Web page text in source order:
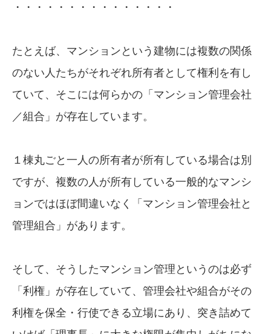
・・・・・・・・・・・・・・・
たとえば、マンションという建物には複数の関係
のない人たちがそれぞれ所有者として権利を有し
ていて、そこには何らかの「マンション管理会社
／組合」が存在しています。
１棟丸ごと一人の所有者が所有している場合は別
ですが、複数の人が所有している一般的なマンシ
ョンではほぼ間違いなく「マンション管理会社と
管理組合」があります。
そして、そうしたマンション管理というのは必ず
「利権」が存在していて、管理会社や組合がその
利権を保全・行使できる立場にあり、突き詰めて